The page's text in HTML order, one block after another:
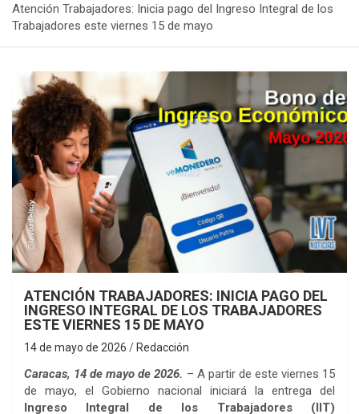
Atención Trabajadores: Inicia pago del Ingreso Integral de los
Trabajadores este viernes 15 de mayo
ATENCIÓN TRABAJADORES: INICIA PAGO DEL
INGRESO INTEGRAL DE LOS TRABAJADORES
ESTE VIERNES 15 DE MAYO
14 de mayo de 2026 Redacción
Caracas, 14 de mayo de 2026. – A partir de este viernes 15
de mayo, el Gobierno nacional iniciará la entrega del
Ingreso Integral de los Trabajadores (IIT)